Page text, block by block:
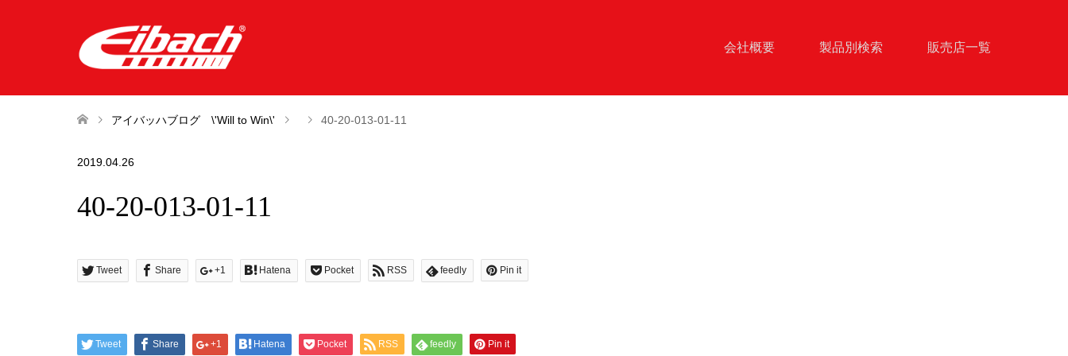
会社概要 製品別検索 販売店一覧
アイバッハブログ \'Will to Win\' 40-20-013-01-11
2019.04.26
40-20-013-01-11
Tweet Share +1 Hatena Pocket RSS feedly Pin it
Tweet Share +1 Hatena Pocket RSS feedly Pin it